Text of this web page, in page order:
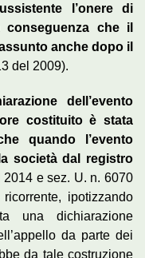
l’onere di
che il
anche dopo il
del 2009).
dell’evento
costituito è stata
quando l’evento
società dal registro
e sez. U. n. 6070
ipotizzando
una dichiarazione
da parte dei
da tale costruzione